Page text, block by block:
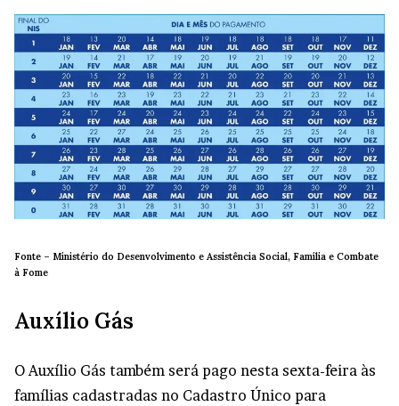
Fonte – Ministério do Desenvolvimento e Assistência Social, Família e Combate
à Fome
Auxílio Gás
O Auxílio Gás também será pago nesta sexta-feira às
famílias cadastradas no Cadastro Único para